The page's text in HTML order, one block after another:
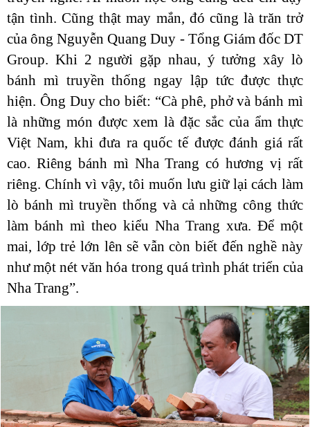
tận tình. Cũng thật may mắn, đó cũng là trăn trở
của ông Nguyễn Quang Duy - Tổng Giám đốc DT
Group. Khi 2 người gặp nhau, ý tưởng xây lò
bánh mì truyền thống ngay lập tức được thực
hiện. Ông Duy cho biết: “Cà phê, phở và bánh mì
là những món được xem là đặc sắc của ẩm thực
Việt Nam, khi đưa ra quốc tế được đánh giá rất
cao. Riêng bánh mì Nha Trang có hương vị rất
riêng. Chính vì vậy, tôi muốn lưu giữ lại cách làm
lò bánh mì truyền thống và cả những công thức
làm bánh mì theo kiểu Nha Trang xưa. Để một
mai, lớp trẻ lớn lên sẽ vẫn còn biết đến nghề này
như một nét văn hóa trong quá trình phát triển của
Nha Trang”.